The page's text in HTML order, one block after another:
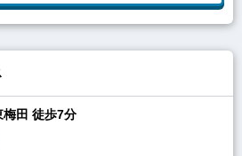
梅田 徒歩7分